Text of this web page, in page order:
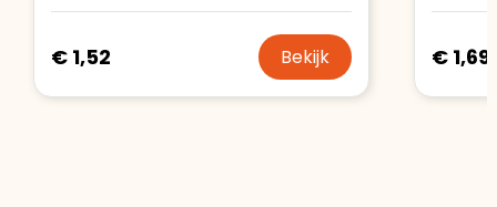
€ 1,52 Bekijk € 1,69